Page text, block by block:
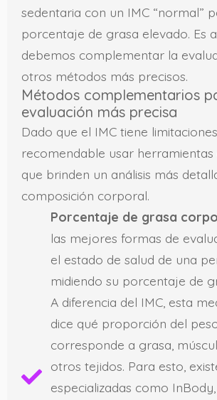
sedentaria con un IMC “normal”
porcentaje de grasa elevado. Es
debemos complementar la
otros métodos más precisos.
Métodos complementarios
evaluación más precisa
Dado que el IMC tiene
recomendable usar herramientas
que brinden un análisis más
composición corporal.
Porcentaje de grasa
las mejores formas de
el estado de salud de una
midiendo su porcentaje de
A diferencia del IMC, esta
dice qué proporción del
corresponde a grasa,
otros tejidos. Para esto,
especializadas como